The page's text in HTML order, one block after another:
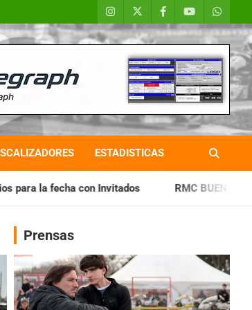
ESTADISTICAS
RMC BUENOS AIRES: Cerró una
Prensas